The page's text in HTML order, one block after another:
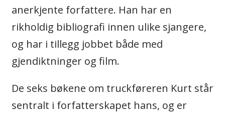
anerkjente forfattere. Han har en
rikholdig bibliografi innen ulike sjangere,
og har i tillegg jobbet både med
gjendiktninger og film.
De seks bøkene om truckføreren Kurt står
sentralt i forfatterskapet hans, og er